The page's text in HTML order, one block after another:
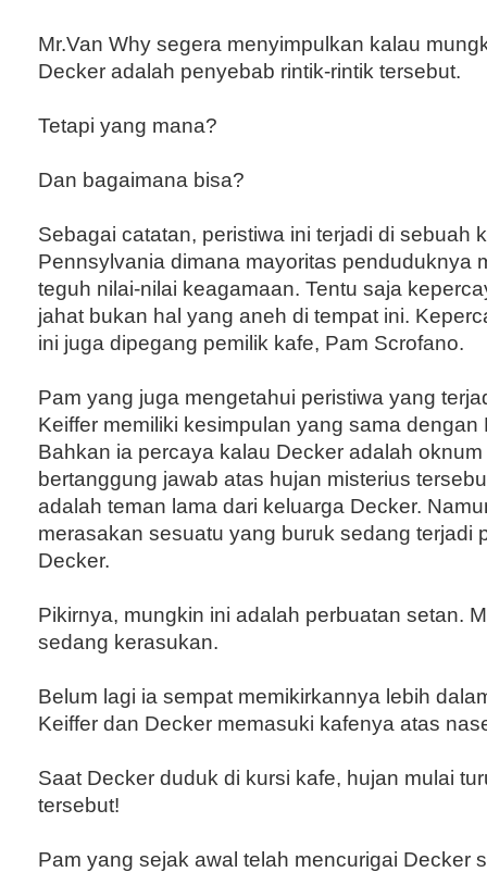
Mr.Van Why segera menyimpulkan kalau
Decker adalah penyebab rintik-rintik tersebut.
Tetapi yang mana?
Dan bagaimana bisa?
Sebagai catatan, peristiwa ini terjadi di sebuah
Pennsylvania dimana mayoritas penduduknya
teguh nilai-nilai keagamaan. Tentu saja
jahat bukan hal yang aneh di tempat ini.
ini juga dipegang pemilik kafe, Pam Scrofano.
Pam yang juga mengetahui peristiwa yang
Keiffer memiliki kesimpulan yang sama dengan
Bahkan ia percaya kalau Decker adalah
bertanggung jawab atas hujan misterius
adalah teman lama dari keluarga Decker.
merasakan sesuatu yang buruk sedang terjadi
Decker.
Pikirnya, mungkin ini adalah perbuatan setan.
sedang kerasukan.
Belum lagi ia sempat memikirkannya lebih
Keiffer dan Decker memasuki kafenya atas
Saat Decker duduk di kursi kafe, hujan mulai
tersebut!
Pam yang sejak awal telah mencurigai Decker